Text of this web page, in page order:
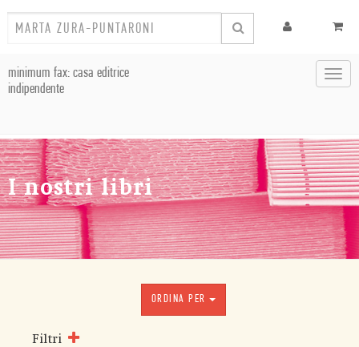
minimum fax: casa editrice
indipendente
I nostri libri
ORDINA PER
Filtri